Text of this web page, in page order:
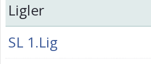
Ligler
SL 1.Lig